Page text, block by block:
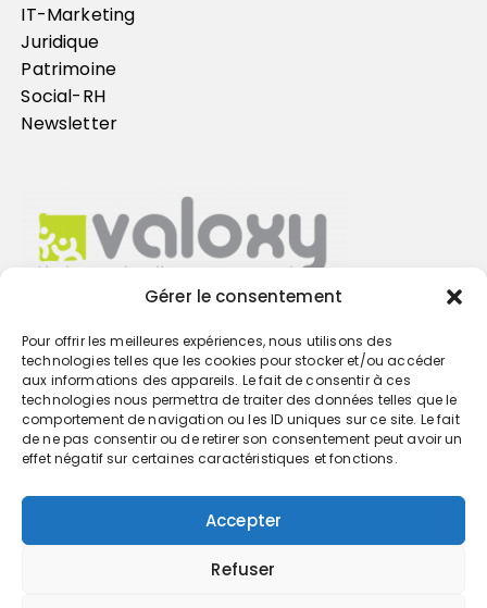
Gérer le consentement
Pour offrir les meilleures expériences, nous utilisons des
technologies telles que les cookies pour stocker et/ou accéder
aux informations des appareils. Le fait de consentir à ces
technologies nous permettra de traiter des données telles que le
comportement de navigation ou les ID uniques sur ce site. Le fait
de ne pas consentir ou de retirer son consentement peut avoir un
effet négatif sur certaines caractéristiques et fonctions.
Accepter
Refuser
IT-Marketing
Juridique
Patrimoine
Social-RH
Newsletter
Trouvez votre cabinet
GO